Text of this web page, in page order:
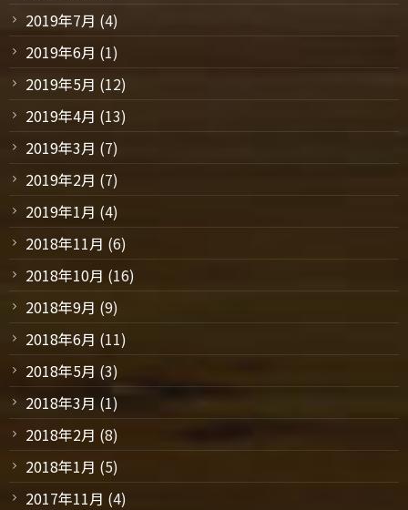
2019年7月 (4)
2019年6月 (1)
2019年5月 (12)
2019年4月 (13)
2019年3月 (7)
2019年2月 (7)
2019年1月 (4)
2018年11月 (6)
2018年10月 (16)
2018年9月 (9)
2018年6月 (11)
2018年5月 (3)
2018年3月 (1)
2018年2月 (8)
2018年1月 (5)
2017年11月 (4)